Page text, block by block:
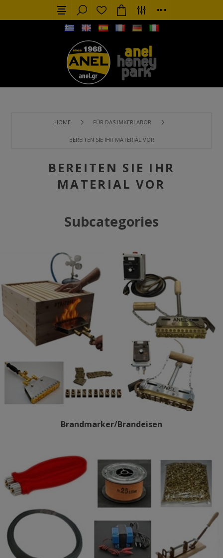
HOME FÜR DAS IMKERLABOR
BEREITEN SIE IHR MATERIAL VOR
BEREITEN SIE IHR
MATERIAL VOR
Subcategories
Brandmarker/Brandeisen